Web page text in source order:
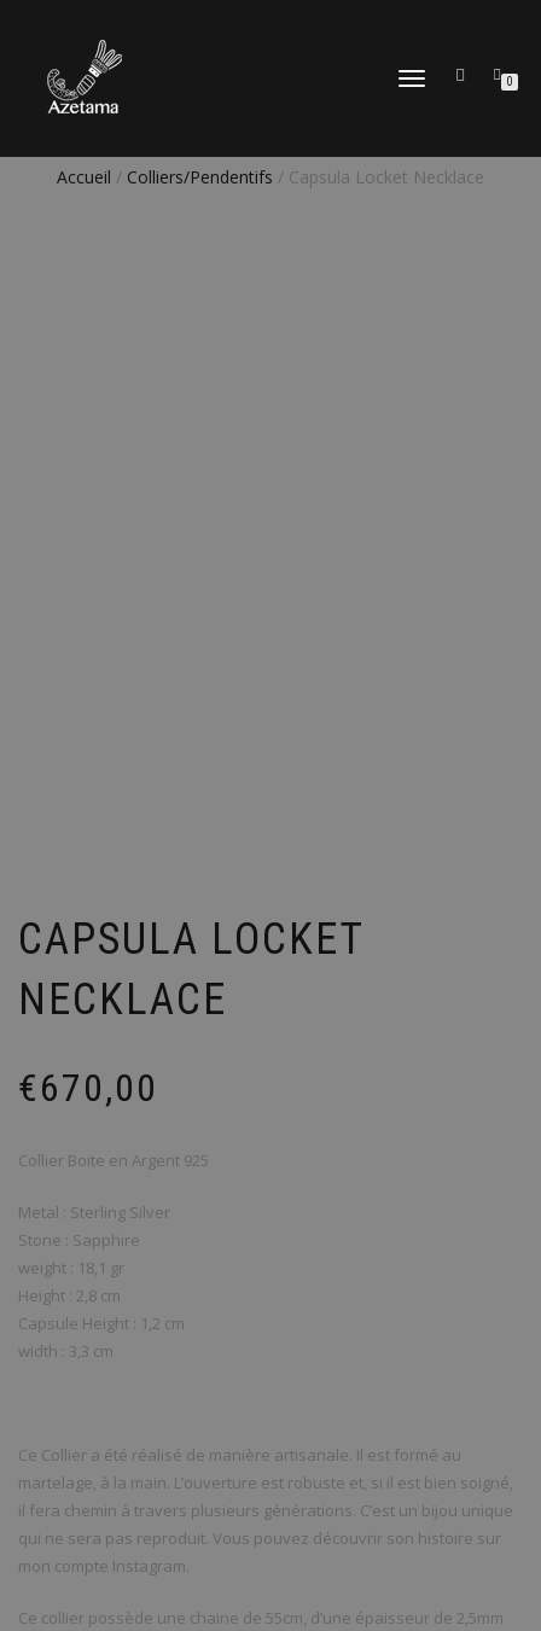
DÉPLIER
0
Accueil / Colliers/Pendentifs / Capsula Locket Necklace
CAPSULA LOCKET
NECKLACE
€670,00
Collier Boite en Argent 925
Metal : Sterling Silver
Stone : Sapphire
weight : 18,1 gr
Height : 2,8 cm
Capsule Height : 1,2 cm
width : 3,3 cm
Ce Collier a été réalisé de manière artisanale. Il est formé au
martelage, à la main. L’ouverture est robuste et, si il est bien soigné,
il fera chemin à travers plusieurs générations. C’est un bijou unique
qui ne sera pas reproduit. Vous pouvez découvrir son histoire sur
mon compte Instagram.
Ce collier possède une chaine de 55cm, d’une épaisseur de 2,5mm